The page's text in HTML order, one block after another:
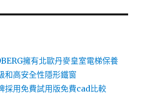
擁有北歐丹麥皇室電梯保養
和高安全性隱形鐵窗
採用免費試用版免費cad比較